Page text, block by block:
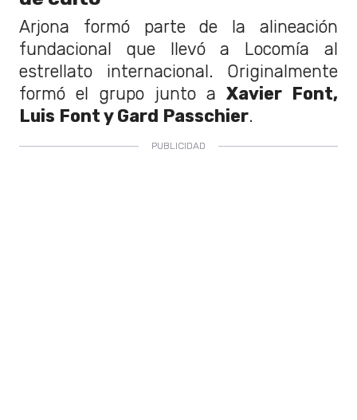
Arjona formó parte de la alineación
fundacional que llevó a Locomía al
estrellato internacional. Originalmente
formó el grupo junto a Xavier Font,
Luis Font y Gard Passchier.